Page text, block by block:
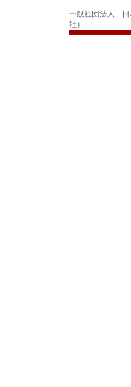
一般社団法人 日
社）